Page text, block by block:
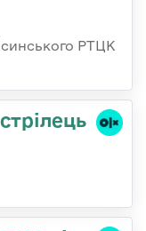
РТЦК